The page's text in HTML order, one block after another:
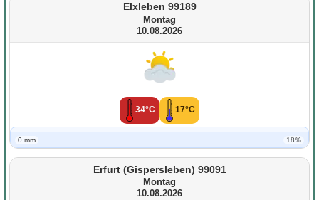
Elxleben 99189
Montag
10.08.2026
34°C 17°C
0 mm 18%
Erfurt (Gispersleben) 99091
Montag
10.08.2026